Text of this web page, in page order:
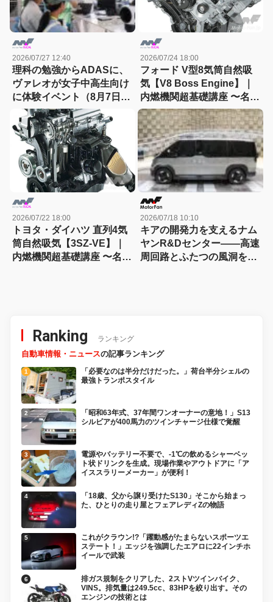
2026/07/27 12:40
理科の勉強からADASに、
ヴァレオが女子中高生向け
に体験イベント（8月7日締
切）
2026/07/24 18:00
フォード V型8気筒自然吸
気【V8 Boss Engine】｜
内燃機関超基礎講座 〜名作
エンジン図鑑
2026/07/22 18:00
トヨタ・ダイハツ 直列4気
筒自然吸気【3SZ-VE】｜
内燃機関超基礎講座 〜名作
2026/07/18 10:10
キアの開発力を支えるナム
ヤンR&Dセンター――高速
周回路とふたつの風洞を訪
Ranking ランキング
自動車情報・ニュースの記事ランキング
「必要なのは半分だけだった。」荷台半分シェルの
最強トランポスタイル
「昭和63年式、37年間ワンオーナーの意地！」S13
シルビアが400馬力のツインチャージ仕様で覚醒
電源やバッテリー不要で、-1℃の飲めるシャーベッ
ト状ドリンクを生成。現場作業やアウトドアに「ア
イススラリーメーカー」が便利！
「18歳、父から譲り受けたS130」そこから始まっ
た、ひとりの走り屋とフェアレディZの物語
これがクラウン!?「躍動感がたまらないスポーツエ
ステート！」エッジを強調したエアロに22インチホ
イールで武装
排ガス規制をクリアした、2ストVツインバイク、
VINS。排気量は249.5cc、83HPを絞り出す。その
エンジンの技術とは